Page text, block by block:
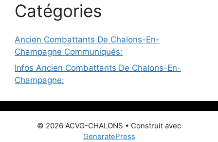
Catégories
Ancien Combattants De Chalons-En-
Champagne Communiqués:
Infos Ancien Combattants De Chalons-En-
Champagne:
© 2026 ACVG-CHALONS • Construit avec
GeneratePress